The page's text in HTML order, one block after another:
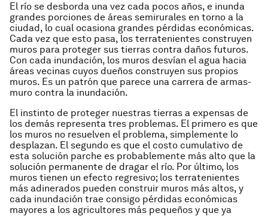
El río se desborda una vez cada pocos años, e inunda
grandes porciones de áreas semirurales en torno a la
ciudad, lo cual ocasiona grandes pérdidas económicas.
Cada vez que esto pasa, los terratenientes construyen
muros para proteger sus tierras contra daños futuros.
Con cada inundación, los muros desvían el agua hacia
áreas vecinas cuyos dueños construyen sus propios
muros. Es un patrón que parece una carrera de armas-
muro contra la inundación.
El instinto de proteger nuestras tierras a expensas de
los demás representa tres problemas. El primero es que
los muros no resuelven el problema, simplemente lo
desplazan. El segundo es que el costo cumulativo de
esta solución parche es probablemente más alto que la
solución permanente de dragar el río. Por último, los
muros tienen un efecto regresivo; los terratenientes
más adinerados pueden construir muros más altos, y
cada inundación trae consigo pérdidas económicas
mayores a los agricultores más pequeños y que ya